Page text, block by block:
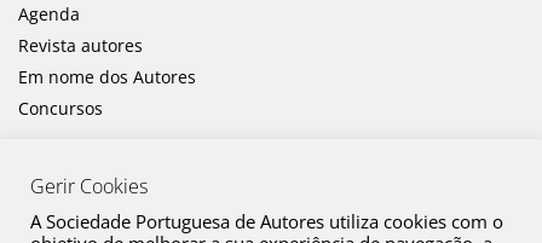
Agenda
Revista autores
Em nome dos Autores
Concursos
Gerir Cookies
A Sociedade Portuguesa de Autores utiliza cookies com o